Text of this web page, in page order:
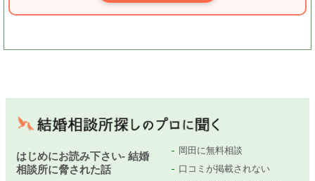
はじめにお読み下さい- 結婚
相談所に脅された話
岡田に無料相談
口コミが掲載されない